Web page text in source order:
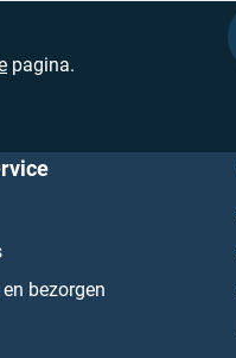
pagina.
bezorgen